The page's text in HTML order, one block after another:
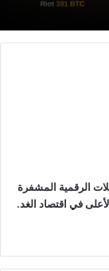
الرقمية المشفرة
في اقتصاد الغد.